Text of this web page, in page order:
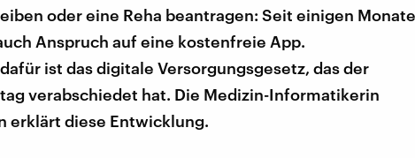
oder eine Reha beantragen: Seit einigen
Anspruch auf eine kostenfreie App.
ist das digitale Versorgungsgesetz, das der
verabschiedet hat. Die Medizin-Informatikerin
erklärt diese Entwicklung.